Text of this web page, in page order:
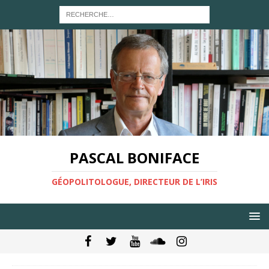
PASCAL BONIFACE
GÉOPOLITOLOGUE, DIRECTEUR DE L’IRIS